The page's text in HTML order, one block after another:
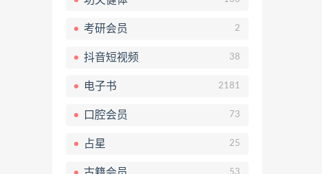
考研会员 2
抖音短视频 38
电子书 2181
口腔会员 73
占星 25
53